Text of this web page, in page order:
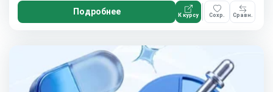
Подробнее К курсу Сохр. Сравн.